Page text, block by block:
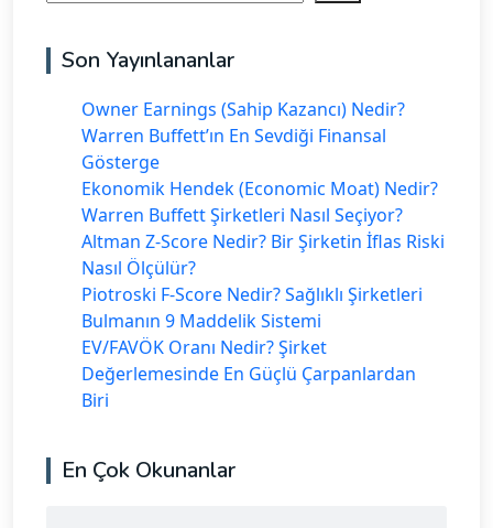
Son Yayınlananlar
Owner Earnings (Sahip Kazancı) Nedir?
Warren Buffett’ın En Sevdiği Finansal
Gösterge
Ekonomik Hendek (Economic Moat) Nedir?
Warren Buffett Şirketleri Nasıl Seçiyor?
Altman Z-Score Nedir? Bir Şirketin İflas Riski
Nasıl Ölçülür?
Piotroski F-Score Nedir? Sağlıklı Şirketleri
Bulmanın 9 Maddelik Sistemi
EV/FAVÖK Oranı Nedir? Şirket
Değerlemesinde En Güçlü Çarpanlardan
Biri
En Çok Okunanlar